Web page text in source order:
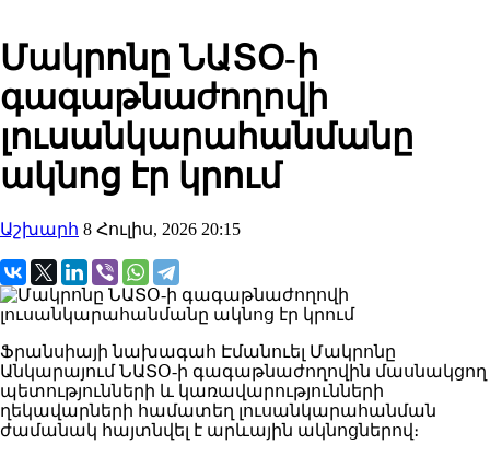
Մակրոնը ՆԱՏՕ-ի
գագաթնաժողովի
լուսանկարահանմանը
ակնոց էր կրում
Աշխարհ 8 Հուլիս, 2026 20:15
Ֆրանսիայի նախագահ Էմանուել Մակրոնը
Անկարայում ՆԱՏՕ-ի գագաթնաժողովին մասնակցող
պետությունների և կառավարությունների
ղեկավարների համատեղ լուսանկարահանման
ժամանակ հայտնվել է արևային ակնոցներով։